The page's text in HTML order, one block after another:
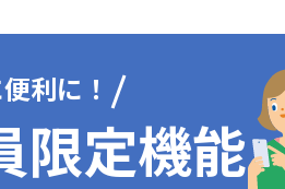
利に！
限定機能